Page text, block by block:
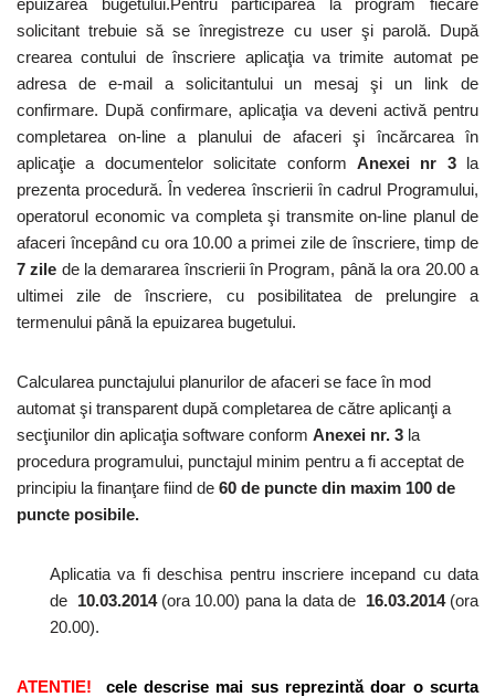
epuizarea bugetului.Pentru participarea la program fiecare
solicitant trebuie să se înregistreze cu user şi parolă. După
crearea contului de înscriere aplicaţia va trimite automat pe
adresa de e-mail a solicitantului un mesaj şi un link de
confirmare. După confirmare, aplicaţia va deveni activă pentru
completarea on-line a planului de afaceri şi încărcarea în
aplicaţie a documentelor solicitate conform Anexei nr 3la
prezenta procedură. În vederea înscrierii în cadrul Programului,
operatorul economic va completa şi transmite on-line planul de
afaceri începând cu ora 10.00 a primei zile de înscriere, timp de
7 zile de la demararea înscrierii în Program, până la ora 20.00 a
ultimei zile de înscriere, cu posibilitatea de prelungire a
termenului până la epuizarea bugetului.
Calcularea punctajului planurilor de afaceri se face în mod
automat şi transparent după completarea de către aplicanţi a
secţiunilor din aplicaţia software conform Anexei nr. 3 la
procedura programului, punctajul minim pentru a fi acceptat de
principiu la finanţare fiind de 60 de puncte din maxim 100 de
puncte posibile.
Aplicatia va fi deschisa pentru inscriere incepand cu data
de 10.03.2014(ora 10.00) pana la data de 16.03.2014(ora
20.00).
ATENTIE! cele descrise mai sus reprezintă doar o scurta